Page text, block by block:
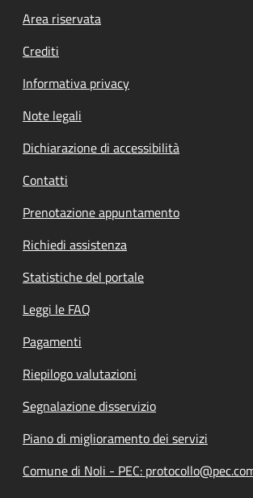
Footer menu
Area riservata
Crediti
Informativa privacy
Note legali
Dichiarazione di accessibilità
Contatti
Prenotazione appuntamento
Richiedi assistenza
Statistiche del portale
Leggi le FAQ
Pagamenti
Riepilogo valutazioni
Segnalazione disservizio
Piano di miglioramento dei servizi
Comune di Noli - PEC: